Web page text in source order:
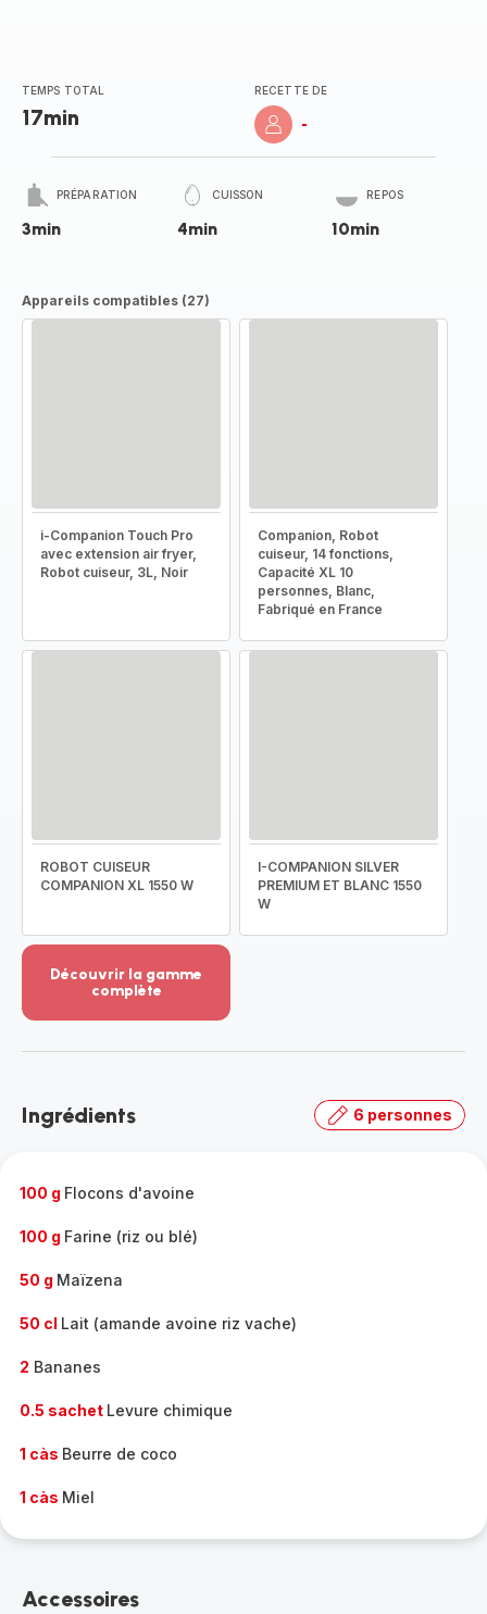
TEMPS TOTAL
17min
RECETTE DE
-
PRÉPARATION
3min
CUISSON
4min
REPOS
10min
Appareils compatibles (27)
i-Companion Touch Pro
avec extension air fryer,
Robot cuiseur, 3L, Noir
Companion, Robot
cuiseur, 14 fonctions,
Capacité XL 10
personnes, Blanc,
Fabriqué en France
ROBOT CUISEUR
COMPANION XL 1550 W
I-COMPANION SILVER
PREMIUM ET BLANC 1550
W
Découvrir la gamme
complète
-
gamme
Ingrédients 6 personnes
100 g Flocons d'avoine
100 g Farine (riz ou blé)
50 g Maïzena
50 cl Lait (amande avoine riz vache)
2 Bananes
0.5 sachet Levure chimique
1 càs Beurre de coco
1 càs Miel
Accessoires